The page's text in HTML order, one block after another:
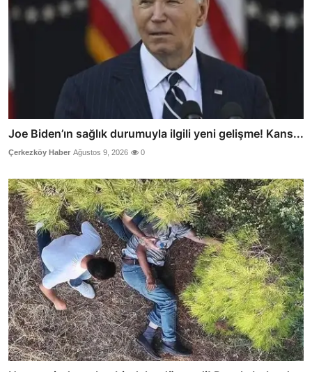
Joe Biden’ın sağlık durumuyla ilgili yeni gelişme! Kans...
Çerkezköy Haber Ağustos 9, 2026 0